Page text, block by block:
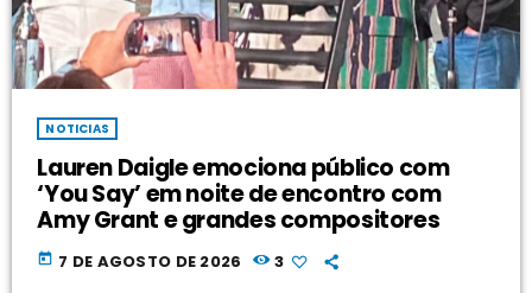
NOTICIAS
Lauren Daigle emociona público com
‘You Say’ em noite de encontro com
Amy Grant e grandes compositores
today 7 DE AGOSTO DE 2026 3